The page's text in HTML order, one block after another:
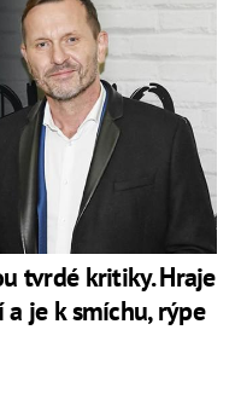
tvrdé kritiky. Hraje
je k smíchu, rýpe